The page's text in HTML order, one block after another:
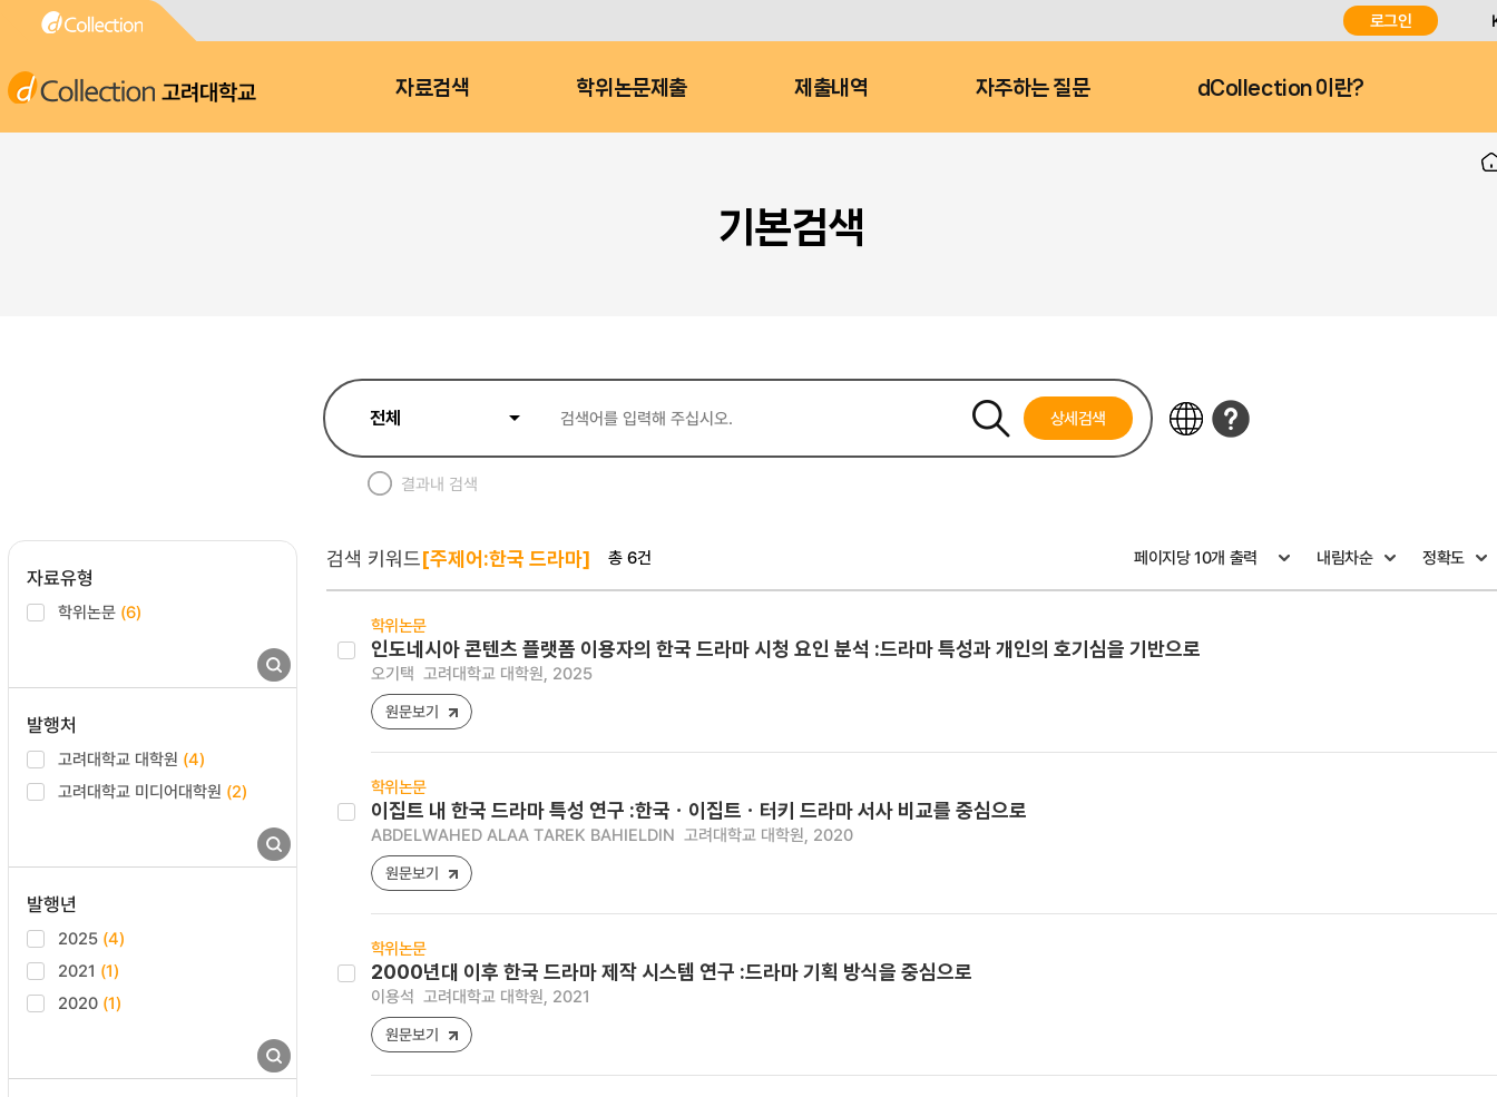
로그인
고려대학교 자료검색 학위논문제출 제출내역 자주하는 질문 dCollection 이란?
기본검색
상세검색
결과내 검색
자료유형
학위논문 (6)
발행처
고려대학교 대학원 (4)
고려대학교 미디어대학원 (2)
발행년
2025 (4)
2021 (1)
2020 (1)
검색 키워드[주제어:한국 드라마] 총 6건
학위논문
인도네시아 콘텐츠 플랫폼 이용자의 한국 드라마 시청 요인 분석 :드라마 특성과 개인의 호기심을 기반으로
오기택 고려대학교 대학원, 2025
원문보기
학위논문
이집트 내 한국 드라마 특성 연구 :한국ㆍ이집트ㆍ터키 드라마 서사 비교를 중심으로
ABDELWAHED ALAA TAREK BAHIELDIN 고려대학교 대학원, 2020
원문보기
학위논문
2000년대 이후 한국 드라마 제작 시스템 연구 :드라마 기획 방식을 중심으로
이용석 고려대학교 대학원, 2021
원문보기